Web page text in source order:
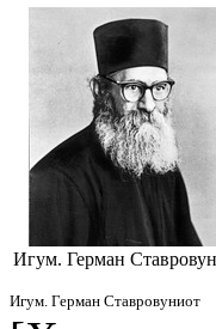
Игум. Герман
Игум. Герман Ставровуниот